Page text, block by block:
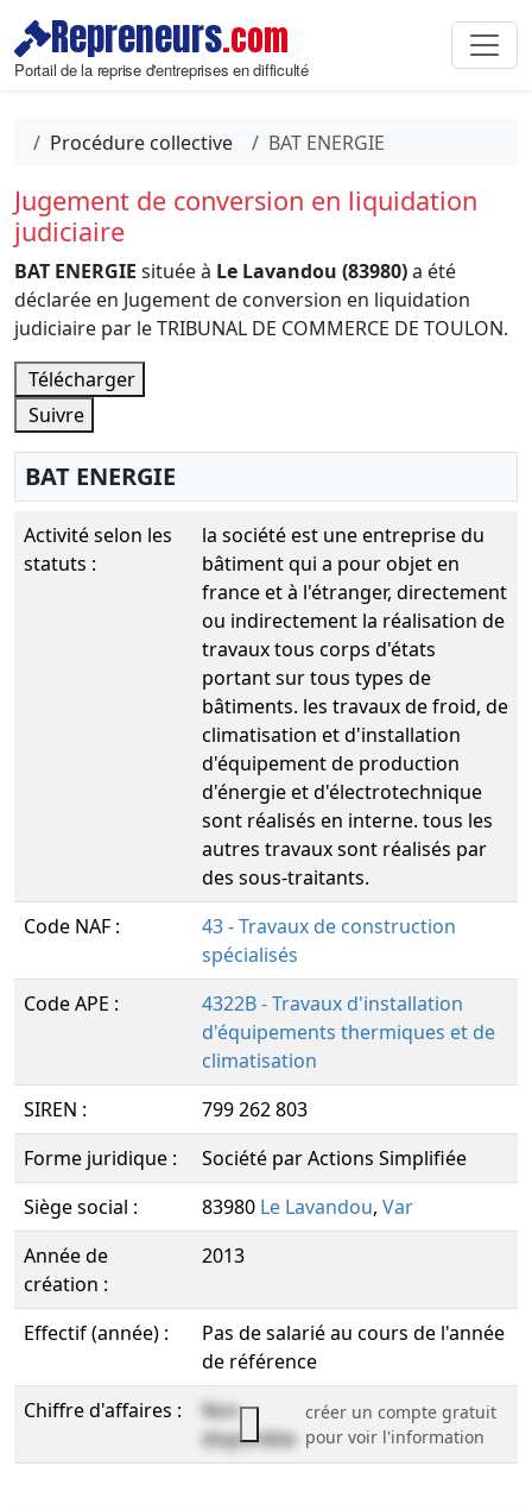
Repreneurs.com
Portail de la reprise d'entreprises en difficulté
Procédure collective BAT ENERGIE
Jugement de conversion en liquidation
judiciaire
BAT ENERGIE située à Le Lavandou (83980)a été
déclarée en Jugement de conversion en liquidation
judiciaire par le TRIBUNAL DE COMMERCE DE TOULON.
Télécharger
Suivre
BAT ENERGIE
Activité selon les
statuts :
la société est une entreprise du
bâtiment qui a pour objet en
france et à l'étranger, directement
ou indirectement la réalisation de
travaux tous corps d'états
portant sur tous types de
bâtiments. les travaux de froid, de
climatisation et d'installation
d'équipement de production
d'énergie et d'électrotechnique
sont réalisés en interne. tous les
autres travaux sont réalisés par
des sous-traitants.
Code NAF :
43 - Travaux de construction
spécialisés
Code APE :
4322B - Travaux d'installation
d'équipements thermiques et de
climatisation
SIREN :
799 262 803
Forme juridique :
Société par Actions Simplifiée
Siège social :
83980 Le Lavandou, Var
Année de
création :
2013
Effectif (année) :
Pas de salarié au cours de l'année
de référence
Chiffre d'affaires :
Non
disponible
créer un compte gratuit
pour voir l'information